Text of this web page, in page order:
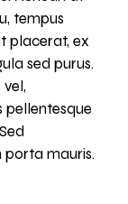
tempus
placerat, ex
sed purus.
pellentesque
porta mauris.